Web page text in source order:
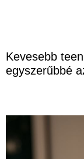
Kevesebb
egyszerűbbé